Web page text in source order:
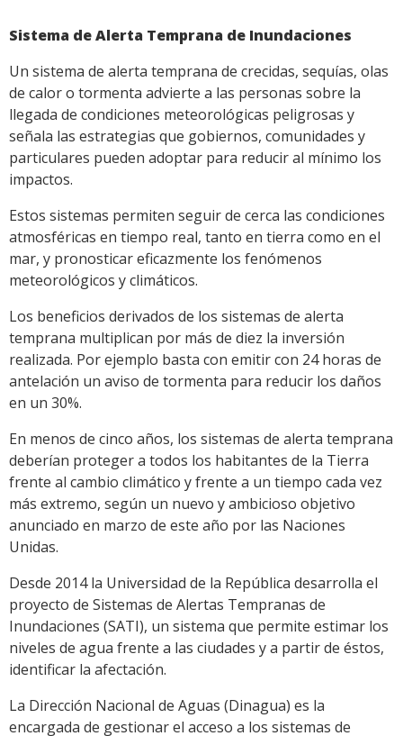
Sistema de Alerta Temprana de Inundaciones
Un sistema de alerta temprana de crecidas, sequías, olas
de calor o tormenta advierte a las personas sobre la
llegada de condiciones meteorológicas peligrosas y
señala las estrategias que gobiernos, comunidades y
particulares pueden adoptar para reducir al mínimo los
impactos.
Estos sistemas permiten seguir de cerca las condiciones
atmosféricas en tiempo real, tanto en tierra como en el
mar, y pronosticar eficazmente los fenómenos
meteorológicos y climáticos.
Los beneficios derivados de los sistemas de alerta
temprana multiplican por más de diez la inversión
realizada. Por ejemplo basta con emitir con 24 horas de
antelación un aviso de tormenta para reducir los daños
en un 30%.
En menos de cinco años, los sistemas de alerta temprana
deberían proteger a todos los habitantes de la Tierra
frente al cambio climático y frente a un tiempo cada vez
más extremo, según un nuevo y ambicioso objetivo
anunciado en marzo de este año por las Naciones
Unidas.
Desde 2014 la Universidad de la República desarrolla el
proyecto de Sistemas de Alertas Tempranas de
Inundaciones (SATI), un sistema que permite estimar los
niveles de agua frente a las ciudades y a partir de éstos,
identificar la afectación.
La Dirección Nacional de Aguas (Dinagua) es la
encargada de gestionar el acceso a los sistemas de